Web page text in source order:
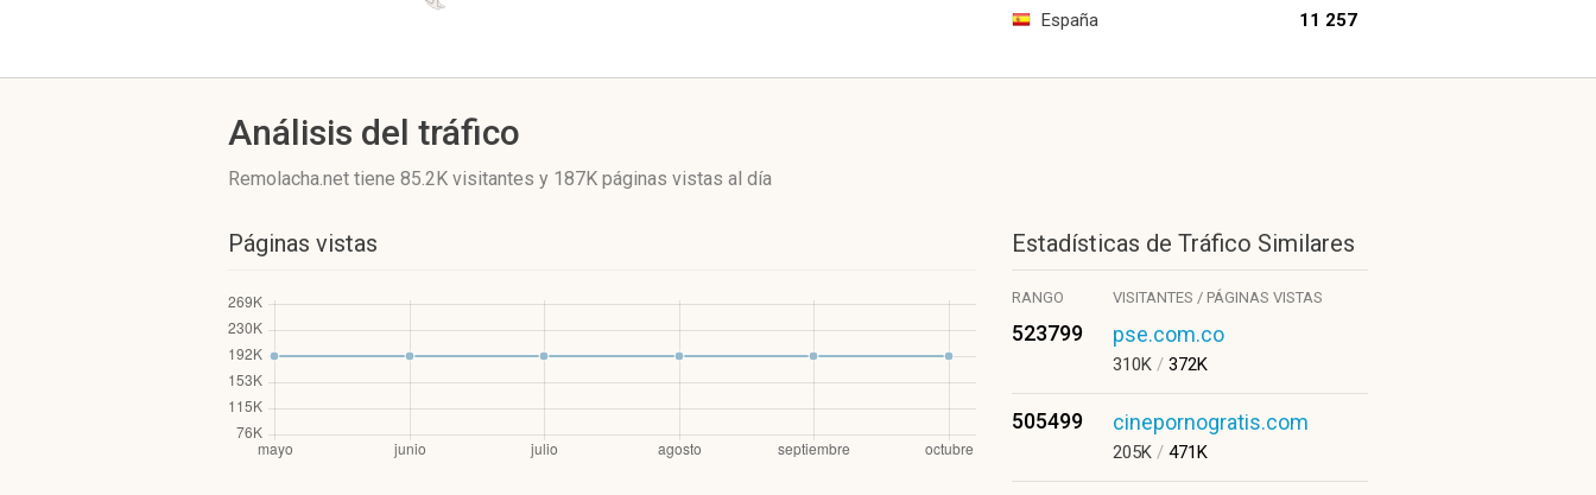
España
11 257
Análisis del tráfico
Remolacha.net tiene 85.2K visitantes y 187K páginas vistas al día
Páginas vistas Estadísticas de Tráfico Similares
RANGO VISITANTES / PÁGINAS VISTAS
523799 pse.com.co
310K / 372K
505499 cinepornogratis.com
205K / 471K